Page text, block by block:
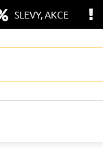
SLEVY, AKCE